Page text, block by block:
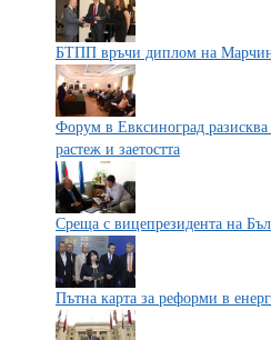
БТПП връчи диплом на Марчин
Форум в Евксиноград разисква
растеж и заетостта
Среща с вицепрезидента на
Пътна карта за реформи в